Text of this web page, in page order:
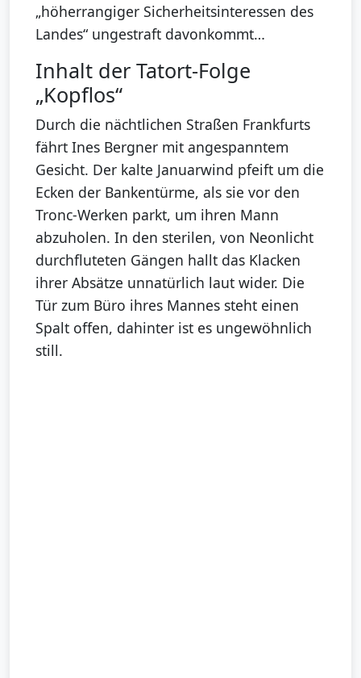
„höherrangiger Sicherheitsinteressen des
Landes“ ungestraft davonkommt…
Inhalt der Tatort-Folge
„Kopflos“
Durch die nächtlichen Straßen Frankfurts
fährt Ines Bergner mit angespanntem
Gesicht. Der kalte Januarwind pfeift um die
Ecken der Bankentürme, als sie vor den
Tronc-Werken parkt, um ihren Mann
abzuholen. In den sterilen, von Neonlicht
durchfluteten Gängen hallt das Klacken
ihrer Absätze unnatürlich laut wider. Die
Tür zum Büro ihres Mannes steht einen
Spalt offen, dahinter ist es ungewöhnlich
still.